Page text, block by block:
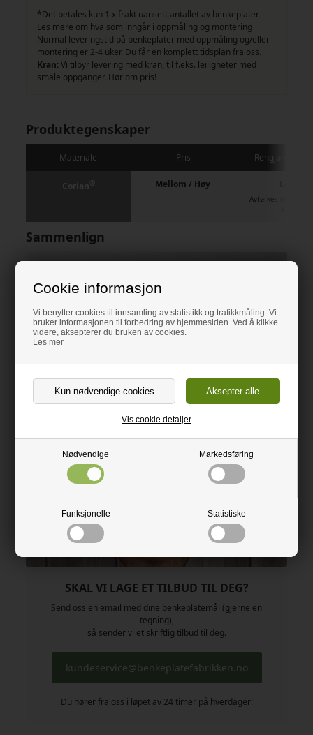
Cookie informasjon
Vi benytter cookies til innsamling av statistikk og trafikkmåling. Vi
bruker informasjonen til forbedring av hjemmesiden. Ved å klikke
videre, aksepterer du bruken av cookies.
Les mer
Nødvendige Markedsføring
Funksjonelle Statistiske
Vis cookie detaljer
*Det betales kun 1 x frakt uansett antallet av benkeplater.
Les mere om hva som inngår i oppmåling og montering
Normal leveringstid på benkeplater med oppmåling og/eller
montering er 2-4 uker. Du får en komplett tidsplan fra oss.
Kran: Vi tilbyr levering med kran, til f.eks. leiligheter med
smale oppganger. Hør om pris!
Produktegenskaper
Materiale Pris Rengjøring /
Corian ® Mellom / Høy
Avtørkes med
Sammenlign
SKAL VI LAGE ET TILBUD TIL DEG?
Send oss en email med dine benkeplatemål (gjerne en
tegning),
så sender vi et skriftlig tilbud til deg.
kundeservice@benkeplatefabrikken.no
Du hører fra oss i løpet av 24 timer på hverdager!